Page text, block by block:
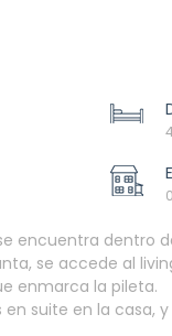
0
encuentra dentro
se accede al
enmarca la pileta.
en suite en la casa,